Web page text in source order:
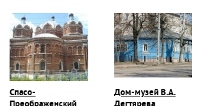
Спасо-
Дом-музей В.А.